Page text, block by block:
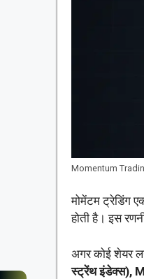
Momentum
मोमेंटम ट्रेडिंग
होती है। इस
अगर कोई शेयर
स्ट्रेंथ इंडेक्स),